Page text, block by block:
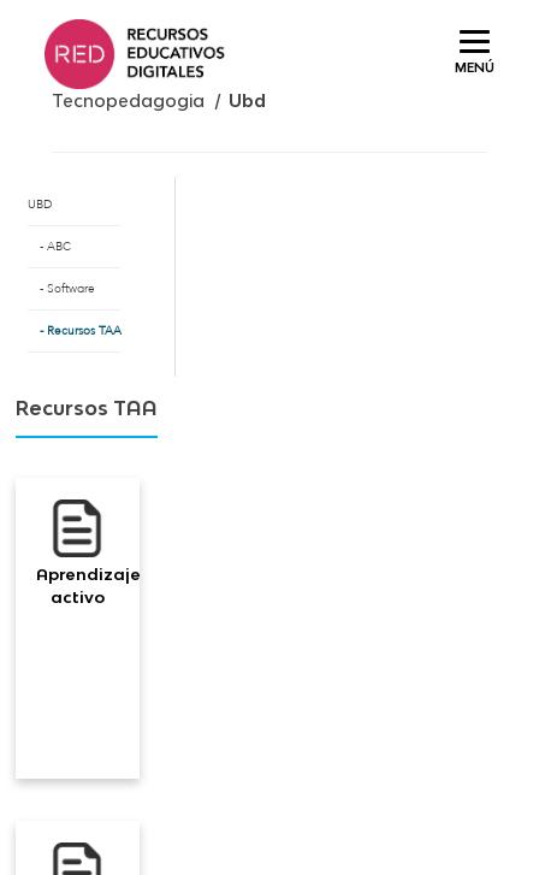
MENÚ
Saltar
contenido.
Tecnopedagogia /Ubd
UBD
ABC
Software
Recursos TAA
Recursos TAA
Aprendizaje
activo